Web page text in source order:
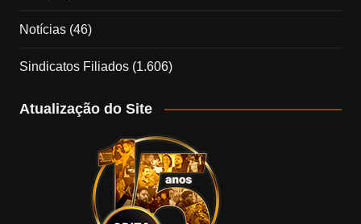
Notícias(46)
Sindicatos Filiados(1.606)
Atualização do Site